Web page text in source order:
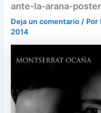
ante-la-arana-poster
Deja un comentario / Por
2014